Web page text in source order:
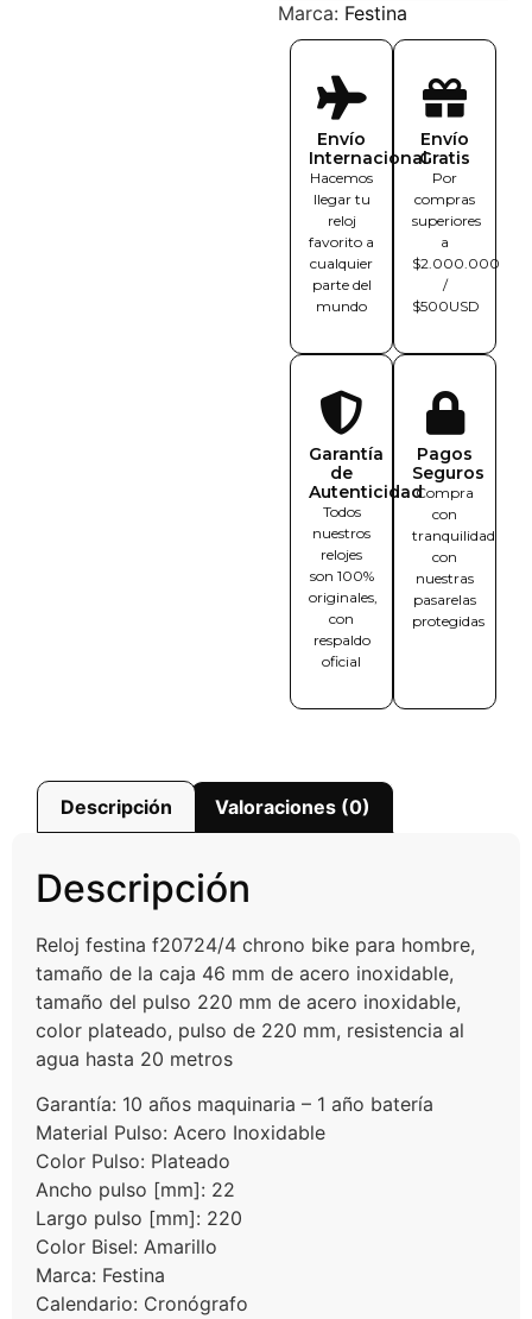
Marca: Festina
Envío
Internacional
Hacemos
llegar tu
reloj
favorito a
cualquier
parte del
mundo
Envío
Gratis
Por
compras
superiores
a
$2.000.000
/
$500USD
Garantía
de
Autenticidad
Todos
nuestros
relojes
son 100%
originales,
con
respaldo
oficial
Pagos
Seguros
Compra
con
tranquilidad
con
nuestras
pasarelas
protegidas
Descripción Valoraciones (0)
Descripción
Reloj festina f20724/4 chrono bike para hombre,
tamaño de la caja 46 mm de acero inoxidable,
tamaño del pulso 220 mm de acero inoxidable,
color plateado, pulso de 220 mm, resistencia al
agua hasta 20 metros
Garantía: 10 años maquinaria – 1 año batería
Material Pulso: Acero Inoxidable
Color Pulso: Plateado
Ancho pulso [mm]: 22
Largo pulso [mm]: 220
Color Bisel: Amarillo
Marca: Festina
Calendario: Cronógrafo